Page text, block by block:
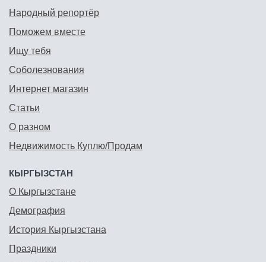
Народный репортёр
Поможем вместе
Ищу тебя
Соболезнования
Интернет магазин
Статьи
О разном
Недвижимость Куплю/Продам
КЫРГЫЗСТАН
О Кыргызстане
Демография
История Кыргызстана
Праздники